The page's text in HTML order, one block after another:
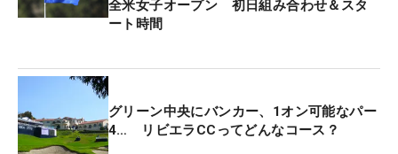
全米女子オープン 初日組み合わせ＆スタ
ート時間
グリーン中央にバンカー、1オン可能なパー
4… リビエラCCってどんなコース？